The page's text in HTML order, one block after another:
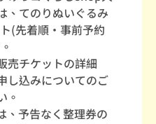
、てのりぬいぐるみ
(先着順・事前予約
売チケットの詳細
し込みについてのご
。
、予告なく整理券の